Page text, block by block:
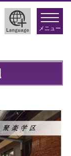
toggle
メニュー